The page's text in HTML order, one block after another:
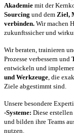
Akademie mit der
Sourcing und dem Ziel,
verbinden. Wir machen
zukunftssicher und
Wir beraten, trainieren
Prozesse verbessern und
entwickeln und
und Werkzeuge, die
Ziele abgestimmt sind.
Unsere besondere
-Systeme: Diese
und bilden ihre Teams
nutzen.